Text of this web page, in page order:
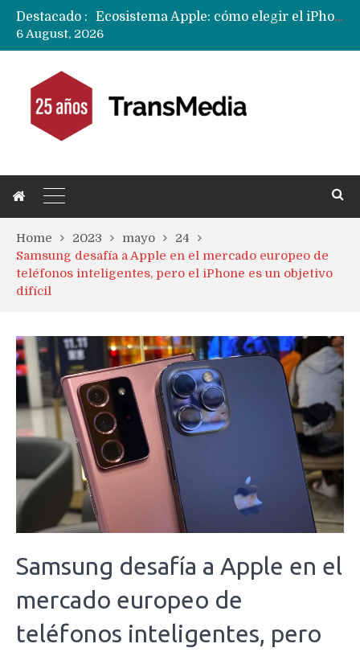
Destacado :
Nuevas filtraciones del Mate 90 Pro Max apuntan a potenciar las cámaras y pantalla OLED doble capa
6 August, 2026
Home 2023 mayo
24
Samsung desafía a Apple en el mercado europeo de
teléfonos inteligentes, pero el iPhone es un objetivo
difícil
Samsung desafía a Apple en el
mercado europeo de
teléfonos inteligentes, pero